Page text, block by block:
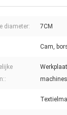
diameter: 7CM
Cam,
machines